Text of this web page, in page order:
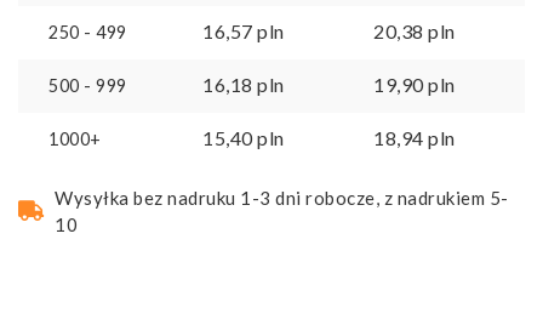
250 - 499 16,57 pln 20,38 pln
500 - 999 16,18 pln 19,90pln
1000+ 15,40pln 18,94 pln
Wysyłka bez nadruku 1-3 dni robocze, z nadrukiem 5-
10